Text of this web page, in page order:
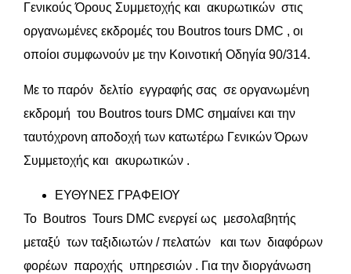
Γενικούς Όρους Συμμετοχής και ακυρωτικών στις
οργανωμένες εκδρομές του Boutros tours DMC , οι
οποίοι συμφωνούν με την Κοινοτική Οδηγία 90/314.
Με το παρόν δελτίο εγγραφής σας σε οργανωμένη
εκδρομή του Boutros tours DMC σημαίνει και την
ταυτόχρονη αποδοχή των κατωτέρω Γενικών Όρων
Συμμετοχής και ακυρωτικών .
ΕΥΘΥΝΕΣ ΓΡΑΦΕΙΟΥ
Το Boutros Tours DMC ενεργεί ως μεσολαβητής
μεταξύ των ταξιδιωτών / πελατών και των διαφόρων
φορέων παροχής υπηρεσιών . Για την διοργάνωση